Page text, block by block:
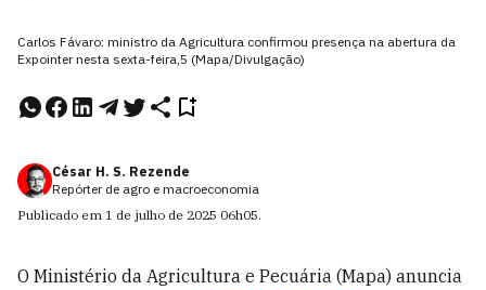
Carlos Fávaro: ministro da Agricultura confirmou presença na abertura da
Expointer nesta sexta-feira,5 (Mapa/Divulgação)
César H. S. Rezende
Repórter de agro e macroeconomia
Publicado em 1 de julho de 2025 06h05.
O Ministério da Agricultura e Pecuária (Mapa) anuncia